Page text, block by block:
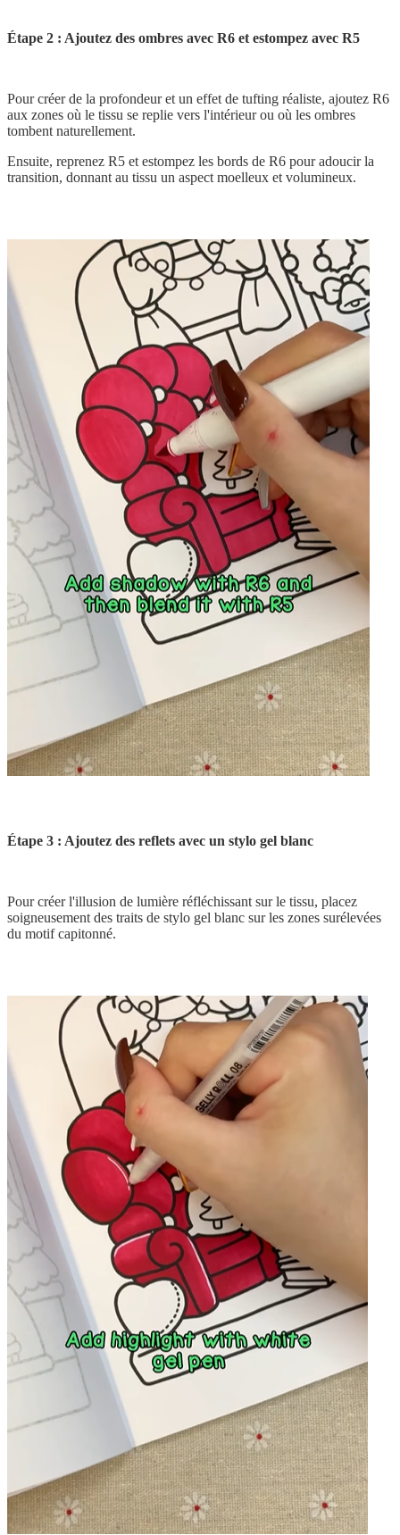
Étape 2 : Ajoutez des ombres avec R6 et estompez avec R5
Pour créer de la profondeur et un effet de tufting réaliste, ajoutez R6
aux zones où le tissu se replie vers l'intérieur ou où les ombres
tombent naturellement.
Ensuite, reprenez R5 et estompez les bords de R6 pour adoucir la
transition, donnant au tissu un aspect moelleux et volumineux.
Étape 3 : Ajoutez des reflets avec un stylo gel blanc
Pour créer l'illusion de lumière réfléchissant sur le tissu, placez
soigneusement des traits de stylo gel blanc sur les zones surélevées
du motif capitonné.